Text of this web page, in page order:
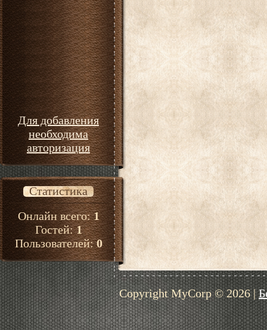
Для добавления
необходима
авторизация
Статистика
Онлайн всего:1
Гостей:1
Пользователей:0
Copyright MyCorp © 2026|